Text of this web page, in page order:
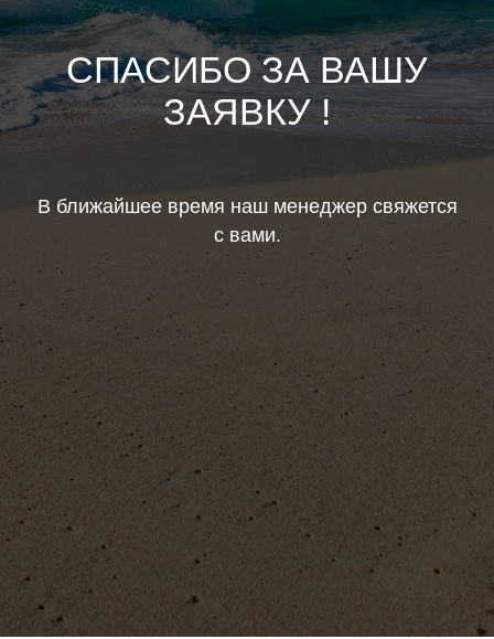
СПАСИБО ЗА ВАШУ
ЗАЯВКУ !
В ближайшее время наш менеджер свяжется
с вами.